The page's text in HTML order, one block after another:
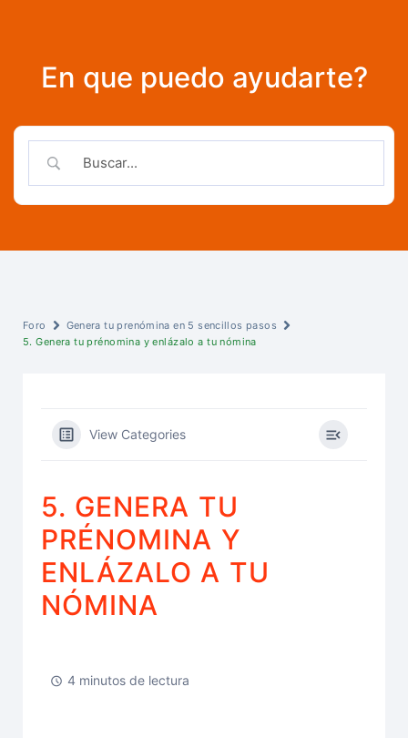
En que puedo ayudarte?
Foro
Genera tu prenómina en 5 sencillos pasos
5. Genera tu prénomina y enlázalo a tu nómina
View Categories
5. GENERA TU
PRÉNOMINA Y
ENLÁZALO A TU
NÓMINA
4 minutos de lectura